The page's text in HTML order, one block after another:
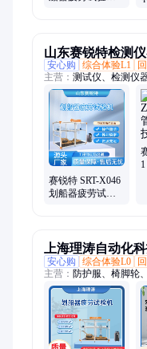
山东赛锐特检测
安心购
综合体验L1
主营： 测试仪、检测仪
尔圆锥测试仪
赛锐特 SRT-X046
划船器疲劳试验
上海理涛自动化
安心购
综合体验L0
主营： 防护服、椅脚轮
折、落球回弹、测试仪
化仪、试验机、试验仪
对色灯箱、呼吸气密、